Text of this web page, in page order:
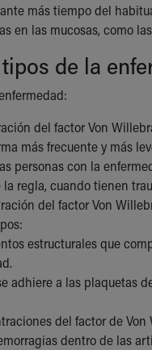
más tiempo del
en las mucosas, como
de la
del factor Von
más frecuente y más
personas con la
regla, cuando tienen
del factor Von
estructurales que
adhiere a las plaquetas
del factor de
dentro de las